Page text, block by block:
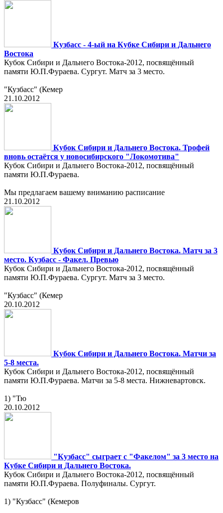
Кузбасс - 4-ый на Кубке Сибири и Дальнего
Востока
Кубок Сибири и Дальнего Востока-2012, посвящённый
памяти Ю.П.Фураева. Сургут. Матч за 3 место.
"Кузбасс" (Кемер
21.10.2012
Кубок Сибири и Дальнего Востока. Трофей
вновь остаётся у новосибирского "Локомотива"
Кубок Сибири и Дальнего Востока-2012, посвящённый
памяти Ю.П.Фураева.
Мы предлагаем вашему вниманию расписание
21.10.2012
Кубок Сибири и Дальнего Востока. Матч за 3
место. Кузбасс - Факел. Превью
Кубок Сибири и Дальнего Востока-2012, посвящённый
памяти Ю.П.Фураева. Сургут. Матч за 3 место.
"Кузбасс" (Кемер
20.10.2012
Кубок Сибири и Дальнего Востока. Матчи за
5-8 места.
Кубок Сибири и Дальнего Востока-2012, посвящённый
памяти Ю.П.Фураева. Матчи за 5-8 места. Нижневартовск.
1) "Тю
20.10.2012
"Кузбасс" сыграет с "Факелом" за 3 место на
Кубке Сибири и Дальнего Востока.
Кубок Сибири и Дальнего Востока-2012, посвящённый
памяти Ю.П.Фураева. Полуфиналы. Сургут.
1) "Кузбасс" (Кемеров